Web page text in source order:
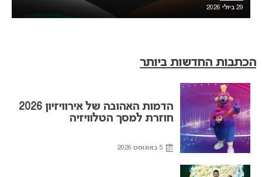
29 ביולי 2026
הכתבות החדשות ביותר
הדמות האהובה של אירוויזיון 2026
חוזרת למסך הטלוויזיה
5 באוגוסט 2026